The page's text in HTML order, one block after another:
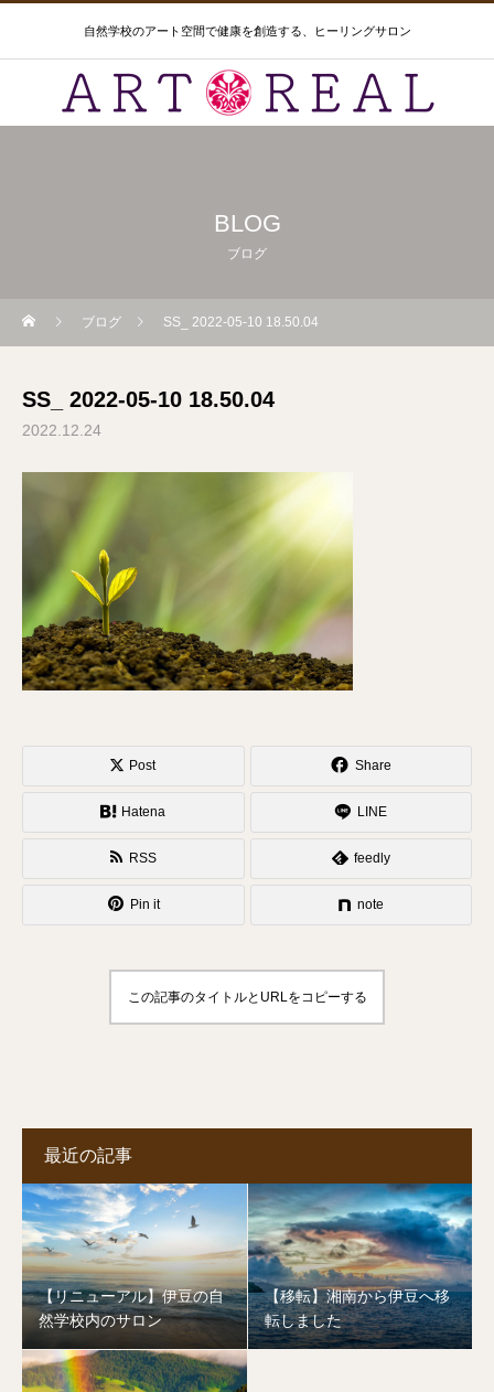
自然学校のアート空間で健康を創造する、ヒーリングサロン
BLOG
ブログ
ブログ SS_ 2022-05-10 18.50.04
SS_ 2022-05-10 18.50.04
2022.12.24
Post Share
Hatena LINE
RSS feedly
Pin it note
この記事のタイトルとURLをコピーする
最近の記事
【リニューアル】伊豆の自
然学校内のサロン
【移転】湘南から伊豆へ移
転しました